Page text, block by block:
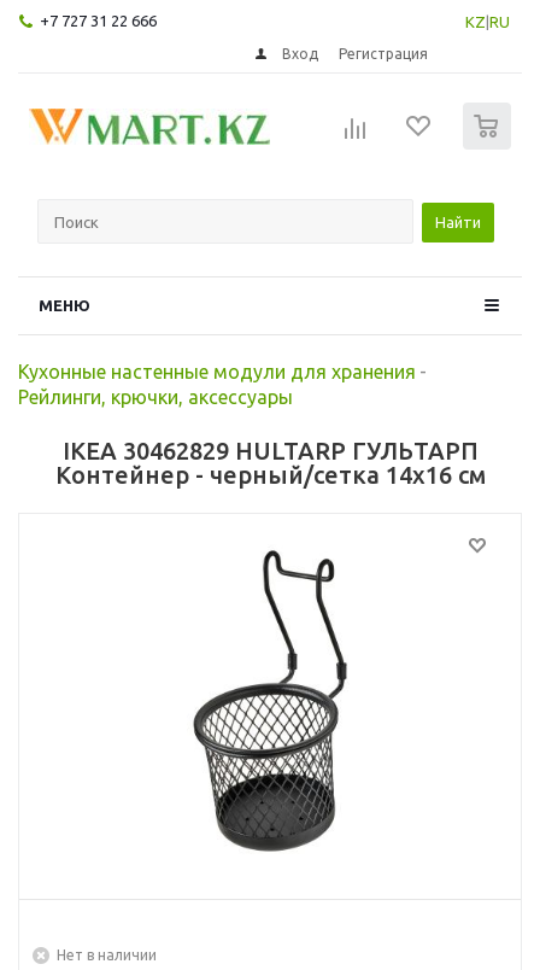
+7 727 31 22 666 KZ RU
Вход Регистрация
Найти
МЕНЮ
Кухонные настенные модули для хранения -
Рейлинги, крючки, аксессуары
IKEA 30462829 HULTARP ГУЛЬТАРП
Контейнер - черный/сетка 14x16 см
Нет в наличии